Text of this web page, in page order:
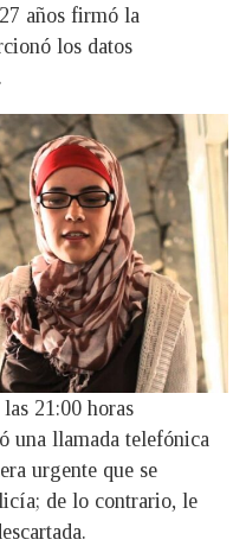
años firmó la
los datos
21:00 horas
una llamada telefónica
urgente que se
de lo contrario, le